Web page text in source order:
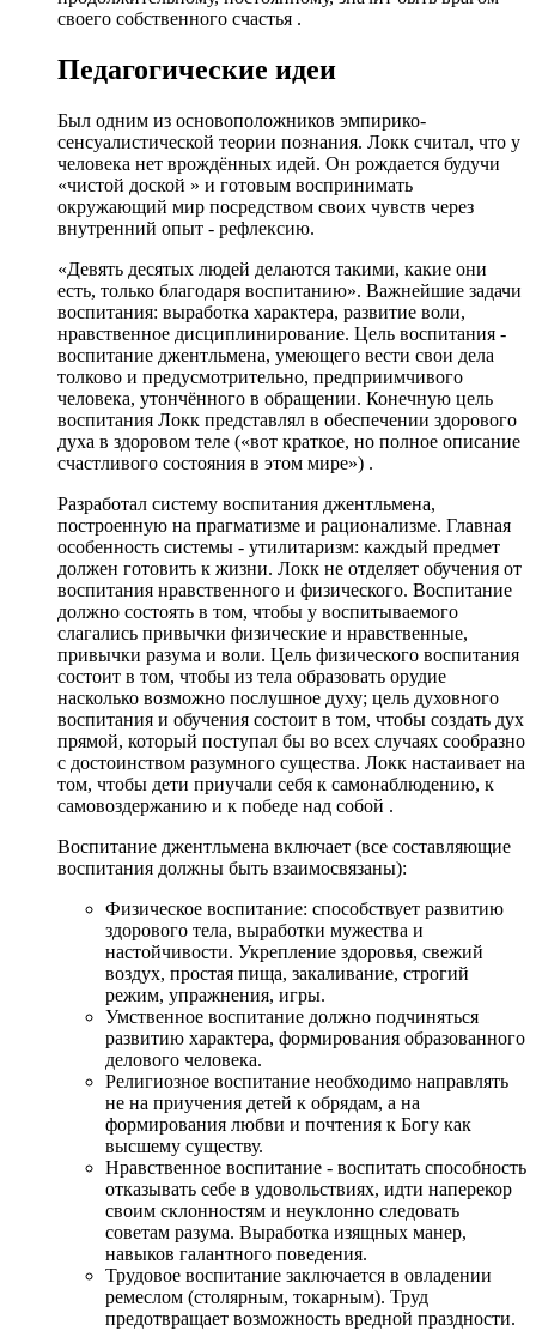
своего собственного счастья .
Педагогические идеи
Был одним из основоположников эмпирико-
сенсуалистической теории познания. Локк считал, что у
человека нет врождённых идей. Он рождается будучи
«чистой доской » и готовым воспринимать
окружающий мир посредством своих чувств через
внутренний опыт - рефлексию.
«Девять десятых людей делаются такими, какие они
есть, только благодаря воспитанию». Важнейшие задачи
воспитания: выработка характера, развитие воли,
нравственное дисциплинирование. Цель воспитания -
воспитание джентльмена, умеющего вести свои дела
толково и предусмотрительно, предприимчивого
человека, утончённого в обращении. Конечную цель
воспитания Локк представлял в обеспечении здорового
духа в здоровом теле («вот краткое, но полное описание
счастливого состояния в этом мире») .
Разработал систему воспитания джентльмена,
построенную на прагматизме и рационализме. Главная
особенность системы - утилитаризм: каждый предмет
должен готовить к жизни. Локк не отделяет обучения от
воспитания нравственного и физического. Воспитание
должно состоять в том, чтобы у воспитываемого
слагались привычки физические и нравственные,
привычки разума и воли. Цель физического воспитания
состоит в том, чтобы из тела образовать орудие
насколько возможно послушное духу; цель духовного
воспитания и обучения состоит в том, чтобы создать дух
прямой, который поступал бы во всех случаях сообразно
с достоинством разумного существа. Локк настаивает на
том, чтобы дети приучали себя к самонаблюдению, к
самовоздержанию и к победе над собой .
Воспитание джентльмена включает (все составляющие
воспитания должны быть взаимосвязаны):
Физическое воспитание: способствует развитию
здорового тела, выработки мужества и
настойчивости. Укрепление здоровья, свежий
воздух, простая пища, закаливание, строгий
режим, упражнения, игры.
Умственное воспитание должно подчиняться
развитию характера, формирования образованного
делового человека.
Религиозное воспитание необходимо направлять
не на приучения детей к обрядам, а на
формирования любви и почтения к Богу как
высшему существу.
Нравственное воспитание - воспитать способность
отказывать себе в удовольствиях, идти наперекор
своим склонностям и неуклонно следовать
советам разума. Выработка изящных манер,
навыков галантного поведения.
Трудовое воспитание заключается в овладении
ремеслом (столярным, токарным). Труд
предотвращает возможность вредной праздности.